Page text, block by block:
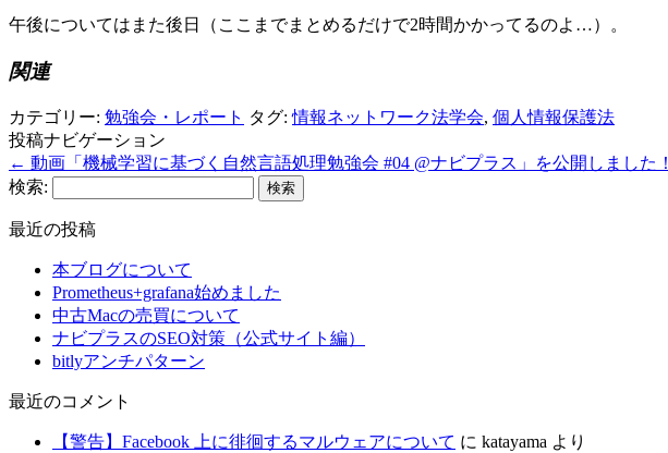
午後についてはまた後日（ここまでまとめるだけで2時間かかってるのよ…）。
関連
カテゴリー: 勉強会・レポート タグ:情報ネットワーク法学会, 個人情報保護法
投稿ナビゲーション
← 動画「機械学習に基づく自然言語処理勉強会 #04 @ナビプラス」を公開しました！
検索:
最近の投稿
本ブログについて
Prometheus+grafana始めました
中古Macの売買について
ナビプラスのSEO対策（公式サイト編）
bitlyアンチパターン
最近のコメント
【警告】Facebook 上に徘徊するマルウェアについて に katayama より